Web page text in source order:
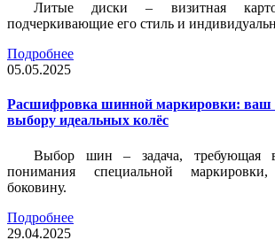
Литые диски – визитная
подчеркивающие его стиль и
Подробнее
05.05.2025
Расшифровка шинной маркировки: ваш
выбору идеальных колёс
Выбор шин – задача, требующая
понимания специальной
боковину.
Подробнее
29.04.2025